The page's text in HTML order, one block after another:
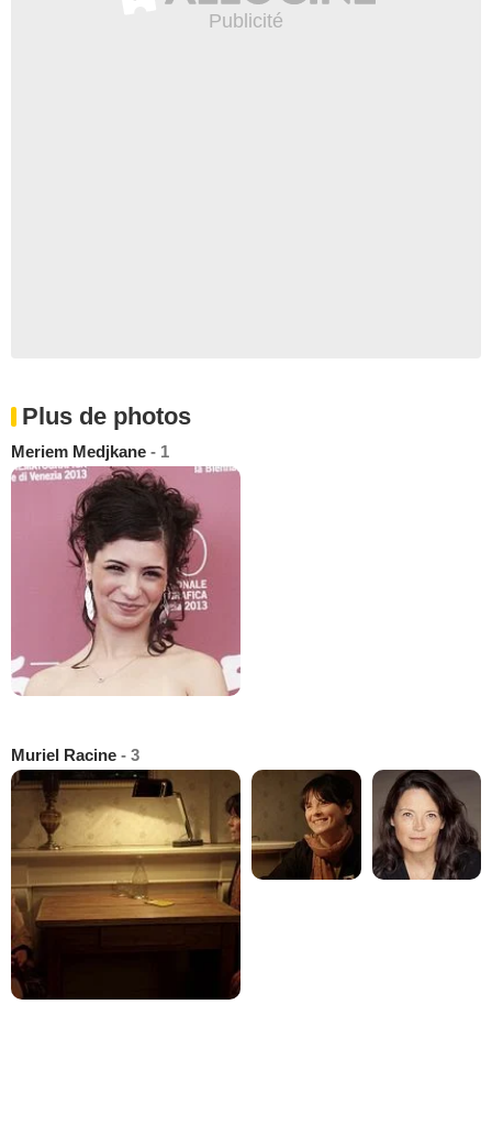
Plus de photos
Meriem Medjkane - 1
Muriel Racine - 3